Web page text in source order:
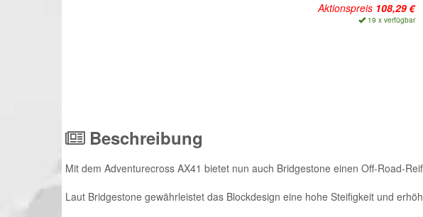
Aktionspreis
19 x verfügbar
Beschreibung
Mit dem Adventurecross AX41 bietet nun auch Bridgestone einen Off-Road-
Laut Bridgestone gewährleistet das Blockdesign eine hohe Steifigkeit und